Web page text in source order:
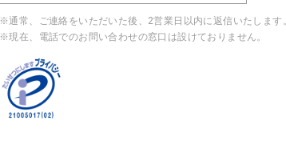
※通常、ご連絡をいただいた後、2営業日以内に返信いたします。
※現在、電話でのお問い合わせの窓口は設けておりません。